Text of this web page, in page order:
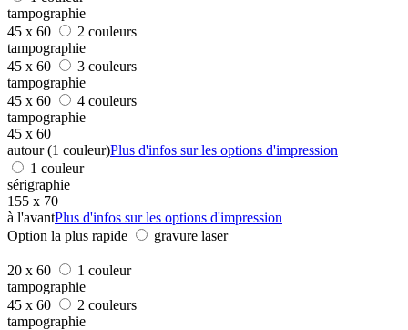
tampographie
45 x 60
2 couleurs
tampographie
45 x 60
3 couleurs
tampographie
45 x 60
4 couleurs
tampographie
45 x 60
autour (1 couleur)Plus d'infos sur les options d'impression
1 couleur
sérigraphie
155 x 70
à l'avantPlus d'infos sur les options d'impression
Option la plus rapide
gravure laser
20 x 60
1 couleur
tampographie
45 x 60
2 couleurs
tampographie